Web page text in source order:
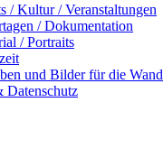
/ Kultur / Veranstaltungen
/ Dokumentation
/ Portraits
und Bilder für die Wand
Datenschutz